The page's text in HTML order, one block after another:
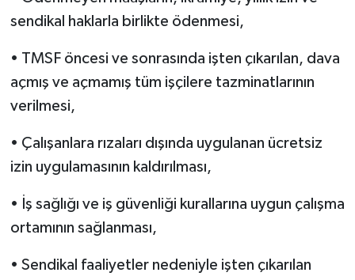
sendikal haklarla birlikte ödenmesi,
• TMSF öncesi ve sonrasında işten çıkarılan, dava
açmış ve açmamış tüm işçilere tazminatlarının
verilmesi,
• Çalışanlara rızaları dışında uygulanan ücretsiz
izin uygulamasının kaldırılması,
• İş sağlığı ve iş güvenliği kurallarına uygun çalışma
ortamının sağlanması,
• Sendikal faaliyetler nedeniyle işten çıkarılan